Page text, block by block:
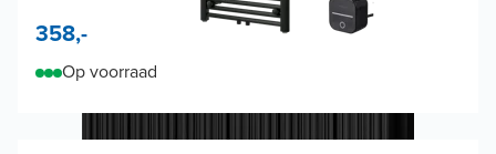
358,-
Op voorraad